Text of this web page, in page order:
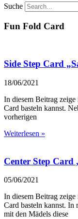
Suche
Fun Fold Card
Side Step Card
18/06/2021
In diesem Beitrag
Card basteln kannst.
vorherigen
Weiterlesen »
Center Step Card
05/06/2021
In diesem Beitrag
Card basteln kannst. In
mit den Mädels diese